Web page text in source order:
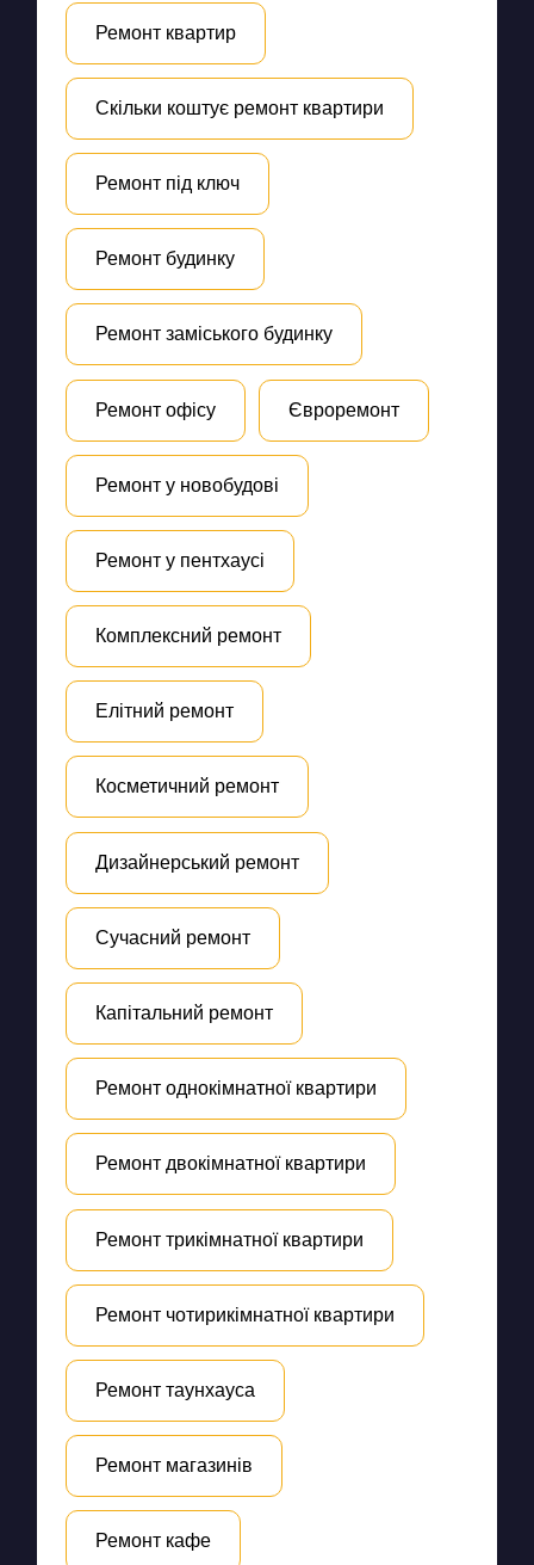
Ремонт квартир
Скільки коштує ремонт квартири
Ремонт під ключ
Ремонт будинку
Ремонт заміського будинку
Ремонт офісу Євроремонт
Ремонт у новобудові
Ремонт у пентхаусі
Комплексний ремонт
Елітний ремонт
Косметичний ремонт
Дизайнерський ремонт
Сучасний ремонт
Капітальний ремонт
Ремонт однокімнатної квартири
Ремонт двокімнатної квартири
Ремонт трикімнатної квартири
Ремонт чотирикімнатної квартири
Ремонт таунхауса
Ремонт магазинів
Ремонт кафе